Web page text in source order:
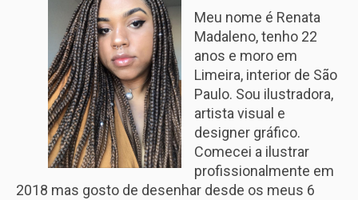
Meu nome é Renata
Madaleno, tenho 22
anos e moro em
Limeira, interior de São
Paulo. Sou ilustradora,
artista visual e
designer gráfico.
Comecei a ilustrar
profissionalmente em
2018 mas gosto de desenhar desde os meus 6